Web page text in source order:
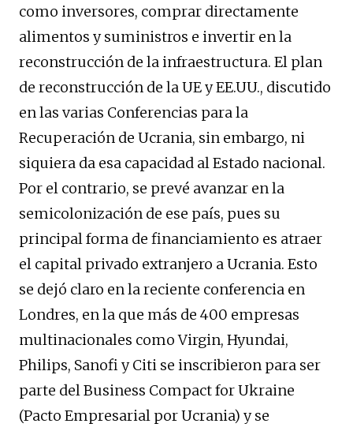
como inversores, comprar directamente
alimentos y suministros e invertir en la
reconstrucción de la infraestructura. El plan
de reconstrucción de la UE y EE.UU., discutido
en las varias Conferencias para la
Recuperación de Ucrania, sin embargo, ni
siquiera da esa capacidad al Estado nacional.
Por el contrario, se prevé avanzar en la
semicolonización de ese país, pues su
principal forma de financiamiento es atraer
el capital privado extranjero a Ucrania. Esto
se dejó claro en la reciente conferencia en
Londres, en la que más de 400 empresas
multinacionales como Virgin, Hyundai,
Philips, Sanofi y Citi se inscribieron para ser
parte del Business Compact for Ukraine
(Pacto Empresarial por Ucrania) y se